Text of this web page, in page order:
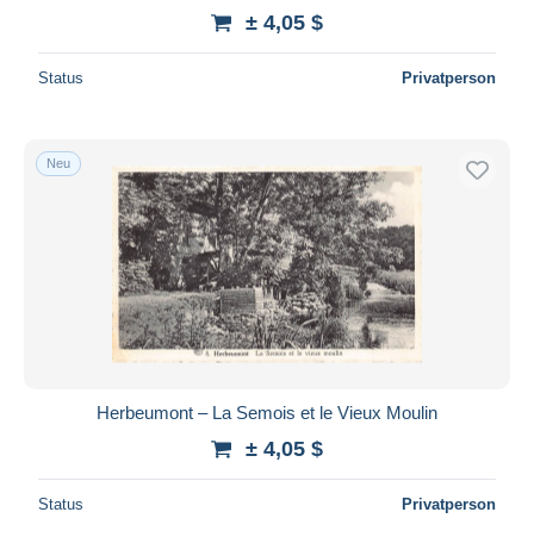
± 4,05 $
Status Privatperson
Neu
Herbeumont – La Semois et le Vieux Moulin
± 4,05 $
Status Privatperson